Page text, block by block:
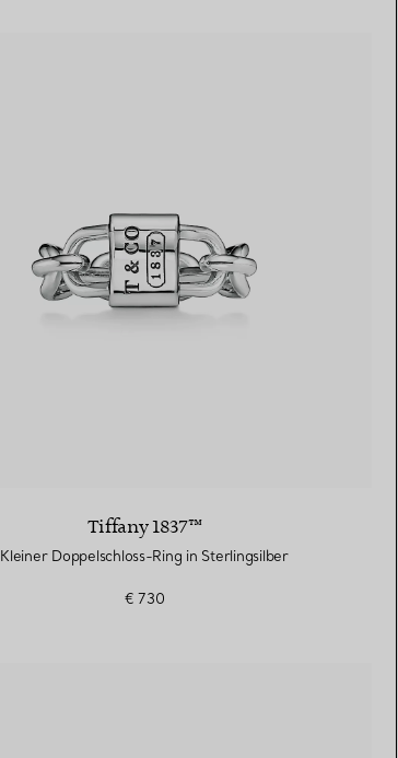
Tiffany 1837™
Kleiner Doppelschloss-Ring in Sterlingsilber
€ 730